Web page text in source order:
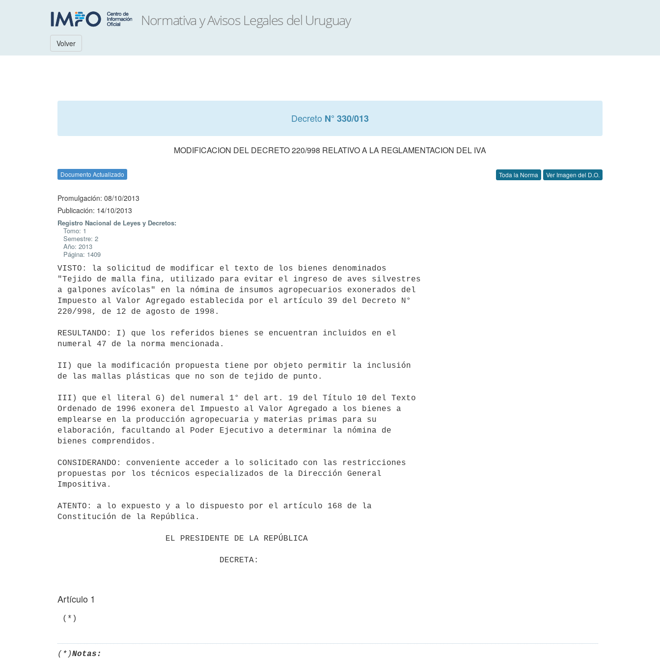
Volver
Decreto N° 330/013
MODIFICACION DEL DECRETO 220/998 RELATIVO A LA REGLAMENTACION DEL IVA
Documento Actualizado Toda la Norma Ver Imagen del D.O.
Promulgación: 08/10/2013
Publicación: 14/10/2013
Registro Nacional de Leyes y Decretos:
Tomo: 1
Semestre: 2
Año: 2013
Página: 1409
VISTO: la solicitud de modificar el texto de los bienes denominados
"Tejido de malla fina, utilizado para evitar el ingreso de aves silvestres
a galpones avícolas" en la nómina de insumos agropecuarios exonerados del
Impuesto al Valor Agregado establecida por el artículo 39 del Decreto N°
220/998, de 12 de agosto de 1998.
RESULTANDO: I) que los referidos bienes se encuentran incluidos en el
numeral 47 de la norma mencionada.
II) que la modificación propuesta tiene por objeto permitir la inclusión
de las mallas plásticas que no son de tejido de punto.
III) que el literal G) del numeral 1° del art. 19 del Título 10 del Texto
Ordenado de 1996 exonera del Impuesto al Valor Agregado a los bienes a
emplearse en la producción agropecuaria y materias primas para su
elaboración, facultando al Poder Ejecutivo a determinar la nómina de
bienes comprendidos.
CONSIDERANDO: conveniente acceder a lo solicitado con las restricciones
propuestas por los técnicos especializados de la Dirección General
Impositiva.
ATENTO: a lo expuesto y a lo dispuesto por el artículo 168 de la
Constitución de la República.
Artículo 1
(*)
(*)Notas: